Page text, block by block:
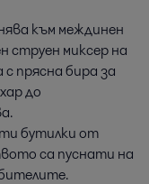
към междинен
струен миксер на
прясна бира за
до
бутилки от
са пуснати на